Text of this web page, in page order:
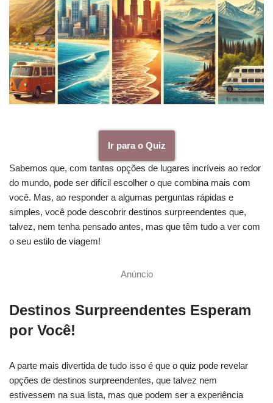
Ir para o Quiz
Sabemos que, com tantas opções de lugares incríveis ao redor
do mundo, pode ser difícil escolher o que combina mais com
você. Mas, ao responder a algumas perguntas rápidas e
simples, você pode descobrir destinos surpreendentes que,
talvez, nem tenha pensado antes, mas que têm tudo a ver com
o seu estilo de viagem!
Anúncio
Destinos Surpreendentes Esperam
por Você!
A parte mais divertida de tudo isso é que o quiz pode revelar
opções de destinos surpreendentes, que talvez nem
estivessem na sua lista, mas que podem ser a experiência